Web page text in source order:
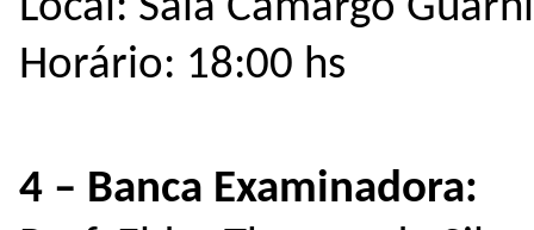
Local: Sala Camargo
Horário: 18:00 hs
4 – Banca Examinadora: